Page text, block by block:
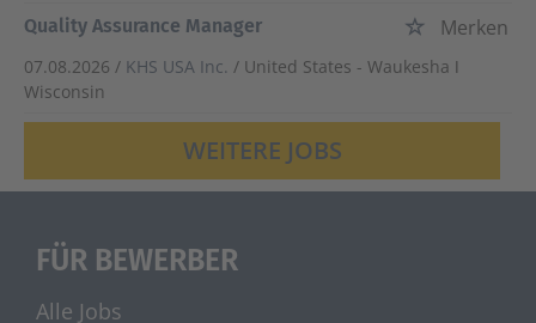
Quality Assurance Manager
Merken
07.08.2026 / KHS USA Inc. / United States - Waukesha ǀ
Wisconsin
WEITERE JOBS
FÜR BEWERBER
Alle Jobs